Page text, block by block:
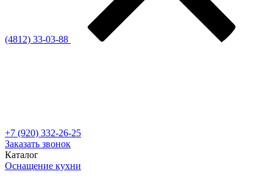
(4812) 33-03-88
+7 (920) 332-26-25
Заказать звонок
Каталог
Оснащение кухни